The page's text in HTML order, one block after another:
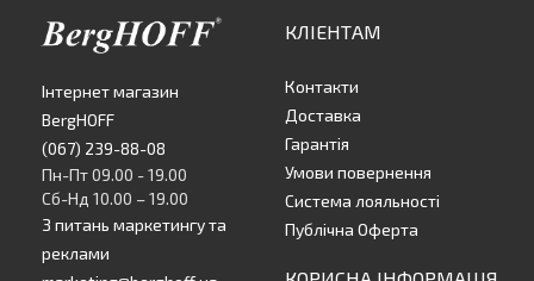
Інтернет магазин
BergHOFF
(067) 239-88-08
Пн-Пт 09.00 - 19.00
Сб-Нд 10.00 – 19.00
З питань маркетингу та
реклами
КЛІЕНТАМ
Контакти
Доставка
Гарантія
Умови повернення
Система лояльності
Публічна Оферта